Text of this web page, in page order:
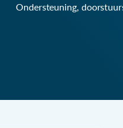
Ondersteuning,